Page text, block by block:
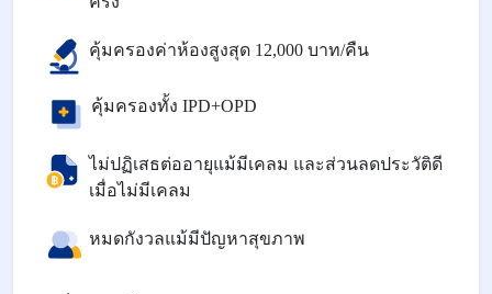
คุ้มครองค่าห้องสูงสุด 12,000 บาท/คืน
คุ้มครองทั้ง IPD+OPD
ไม่ปฏิเสธต่ออายุแม้มีเคลม และส่วนลดประวัติดี
เมื่อไม่มีเคลม
หมดกังวลแม้มีปัญหาสุขภาพ